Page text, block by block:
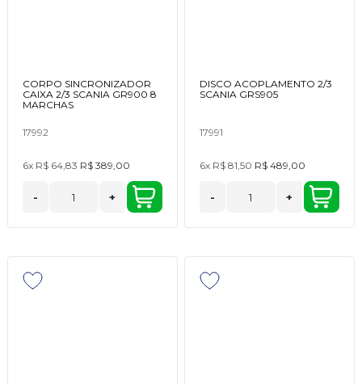
CORPO SINCRONIZADOR
CAIXA 2/3 SCANIA GR900 8
MARCHAS
17992
6x R$ 64,83 R$ 389,00
- +
DISCO ACOPLAMENTO 2/3
SCANIA GRS905
17991
6x R$ 81,50 R$ 489,00
- +